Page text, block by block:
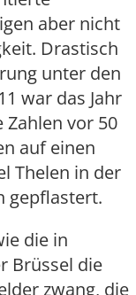
aber nicht
Drastisch
unter den
war das Jahr
vor 50
auf einen
Thelen in der
gepflastert.
die in
Brüssel die
zwang, die